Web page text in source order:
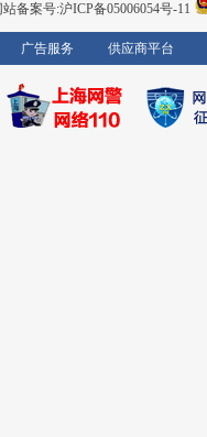
站备案号:沪ICP备05006054号-11
广告服务 供应商平台